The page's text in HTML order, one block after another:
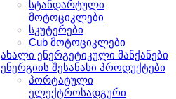
სტანდარტული
მოტოციკლები
სკუტერები
Cub მოტოციკლები
ახალი ენერგეტიკული მანქანები
ენერგიის შესანახი პროდუქტები
პორტატული
ელექტროსადგური